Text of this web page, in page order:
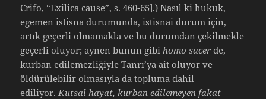
Crifo, “Exilica cause”, s. 460-65].) Nasıl ki hukuk,
egemen istisna durumunda, istisnai durum için,
artık geçerli olmamakla ve bu durumdan çekilmekle
geçerli oluyor; aynen bunun gibi homo sacer de,
kurban edilemezliğiyle Tanrı’ya ait oluyor ve
öldürülebilir olmasıyla da topluma dahil
ediliyor. Kutsal hayat, kurban edilemeyen fakat